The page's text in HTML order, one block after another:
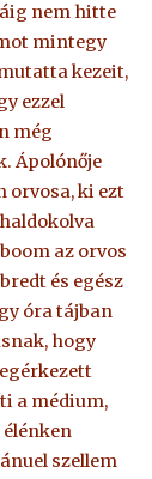
nem hitte
mintegy
kezeit,
ezzel
még
Ápolónője
orvosa, ki ezt
az orvos
és egész
óra tájban
hogy
a médium,
szellem